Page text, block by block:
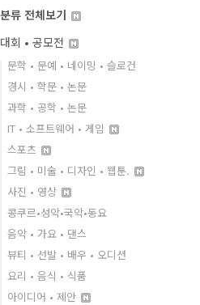
분류 전체보기
대회 • 공모전
문학 • 문예 • 네이밍 • 슬로건
경시 • 학문 • 논문
과학 • 공학 • 논문
IT • 소프트웨어 • 게임
스포츠
그림 • 미술 • 디자인 • 웹툰.
사진 • 영상
콩쿠르•성악•국악•동요
음악 • 가요 • 댄스
뷰티 • 선발 • 배우 • 오디션
요리 • 음식 • 식품
아이디어 • 제안